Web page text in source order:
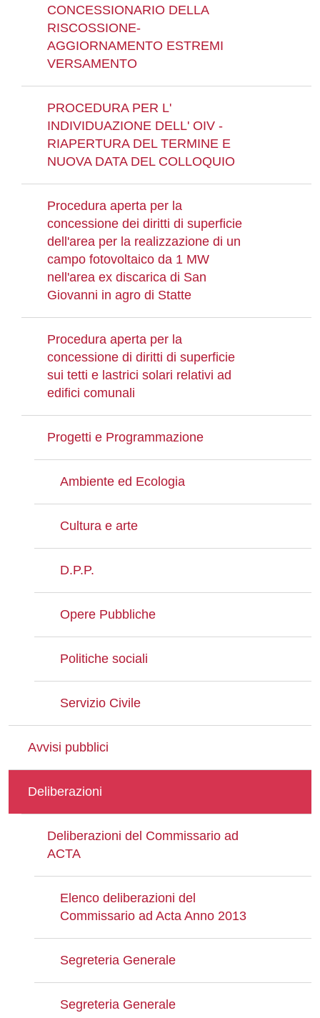
CONCESSIONARIO DELLA
RISCOSSIONE-
AGGIORNAMENTO ESTREMI
VERSAMENTO
PROCEDURA PER L'
INDIVIDUAZIONE DELL' OIV -
RIAPERTURA DEL TERMINE E
NUOVA DATA DEL COLLOQUIO
Procedura aperta per la
concessione dei diritti di superficie
dell'area per la realizzazione di un
campo fotovoltaico da 1 MW
nell'area ex discarica di San
Giovanni in agro di Statte
Procedura aperta per la
concessione di diritti di superficie
sui tetti e lastrici solari relativi ad
edifici comunali
Progetti e Programmazione
Ambiente ed Ecologia
Cultura e arte
D.P.P.
Opere Pubbliche
Politiche sociali
Servizio Civile
Avvisi pubblici
Deliberazioni
Deliberazioni del Commissario ad
ACTA
Elenco deliberazioni del
Commissario ad Acta Anno 2013
Segreteria Generale
Segreteria Generale